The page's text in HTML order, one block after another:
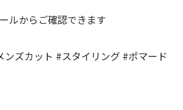
ルからご確認できます
ズカット #スタイリング #ポマード